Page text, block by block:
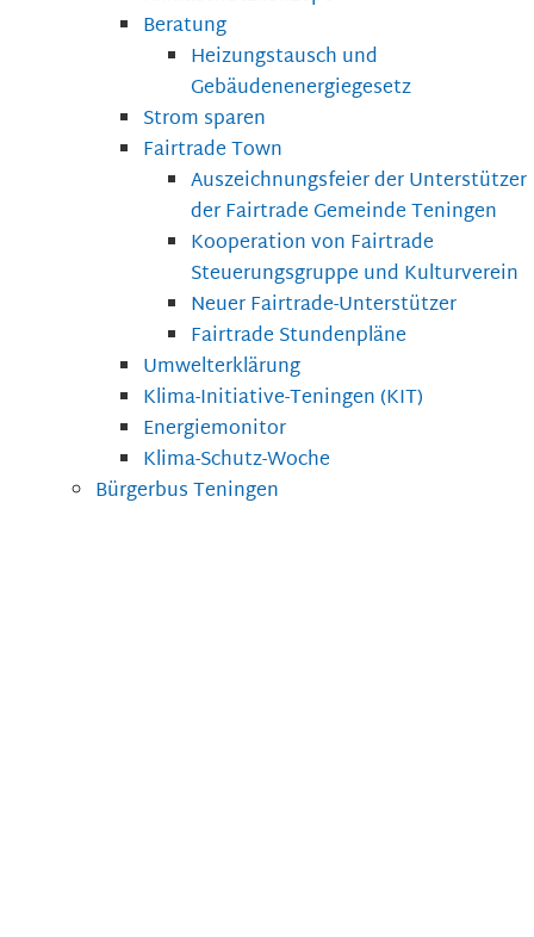
Beratung
Heizungstausch und
Gebäudenenergiegesetz
Strom sparen
Fairtrade Town
Auszeichnungsfeier der Unterstützer
der Fairtrade Gemeinde Teningen
Kooperation von Fairtrade
Steuerungsgruppe und Kulturverein
Neuer Fairtrade-Unterstützer
Fairtrade Stundenpläne
Umwelterklärung
Klima-Initiative-Teningen (KIT)
Energiemonitor
Klima-Schutz-Woche
Bürgerbus Teningen